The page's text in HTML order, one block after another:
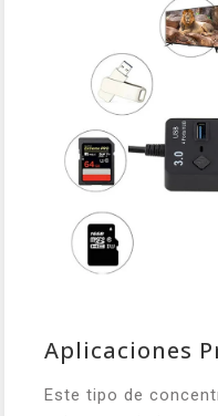
Aplicaciones
Este tipo de